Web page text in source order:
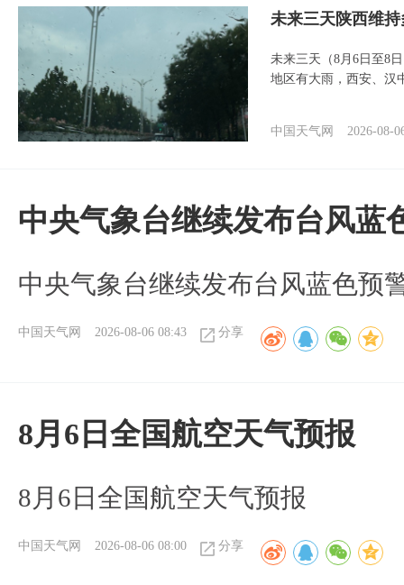
未来三天陕西维
未来三天（8月6日至8
地区有大雨，西安、汉
中国天气网 2026-08-
中央气象台继续发布台风蓝
中央气象台继续发布台风蓝色预
中国天气网 2026-08-06 08:43 分享
8月6日全国航空天气预报
8月6日全国航空天气预报
中国天气网 2026-08-06 08:00 分享